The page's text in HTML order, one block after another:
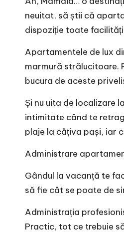
neuitat, să știi că
dispoziție toate
Apartamentele de lux
marmură strălucitoare.
bucura de aceste
Și nu uita de localizare la
intimitate când te
plaje la câțiva pași, iar
Administrare
Gândul la vacanță te
să fie cât se poate de
Administrația
Practic, tot ce trebuie